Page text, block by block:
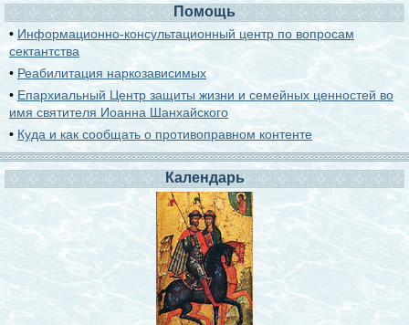
Помощь
• Информационно-консультационный центр по вопросам
сектантства
• Реабилитация наркозависимых
• Епархиальный Центр защиты жизни и семейных ценностей во
имя святителя Иоанна Шанхайского
• Куда и как сообщать о противоправном контенте
Календарь